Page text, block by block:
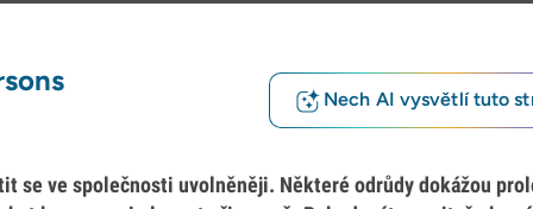
Nech AI vysvětlí tuto
se ve společnosti uvolněněji. Některé odrůdy dokážou